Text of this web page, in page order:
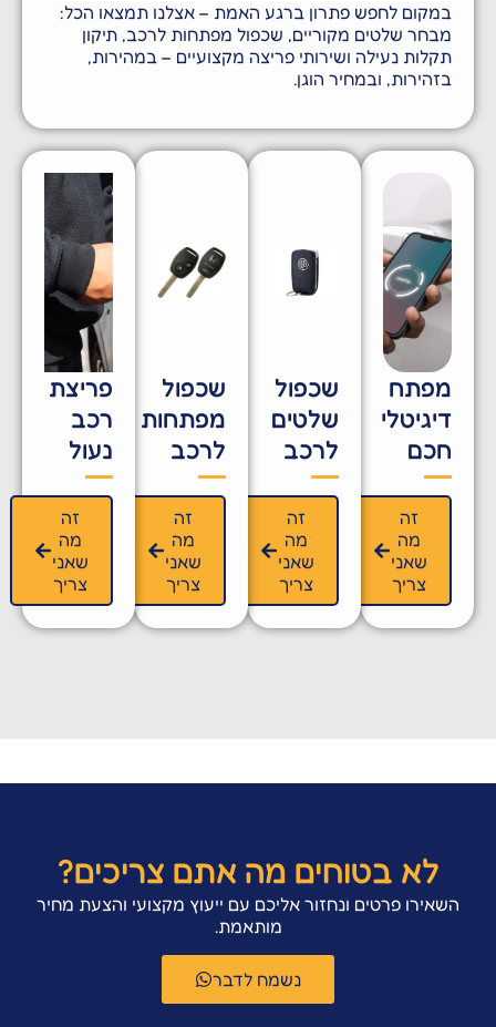
במקום לחפש פתרון ברגע האמת – אצלנו תמצאו הכל:
מבחר שלטים מקוריים, שכפול מפתחות לרכב, תיקון
תקלות נעילה ושירותי פריצה מקצועיים – במהירות,
בזהירות, ובמחיר הוגן.
מפתח
דיגיטלי
חכם
זה
מה
שאני
צריך
שכפול
שלטים
לרכב
זה
מה
שאני
צריך
שכפול
מפתחות
לרכב
זה
מה
שאני
צריך
פריצת
רכב
נעול
זה
מה
שאני
צריך
לא בטוחים מה אתם צריכים?
השאירו פרטים ונחזור אליכם עם ייעוץ מקצועי והצעת מחיר
מותאמת.
נשמח לדבר